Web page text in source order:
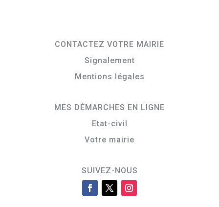
CONTACTEZ VOTRE MAIRIE
Signalement
Mentions légales
MES DÉMARCHES EN LIGNE
Etat-civil
Votre mairie
SUIVEZ-NOUS